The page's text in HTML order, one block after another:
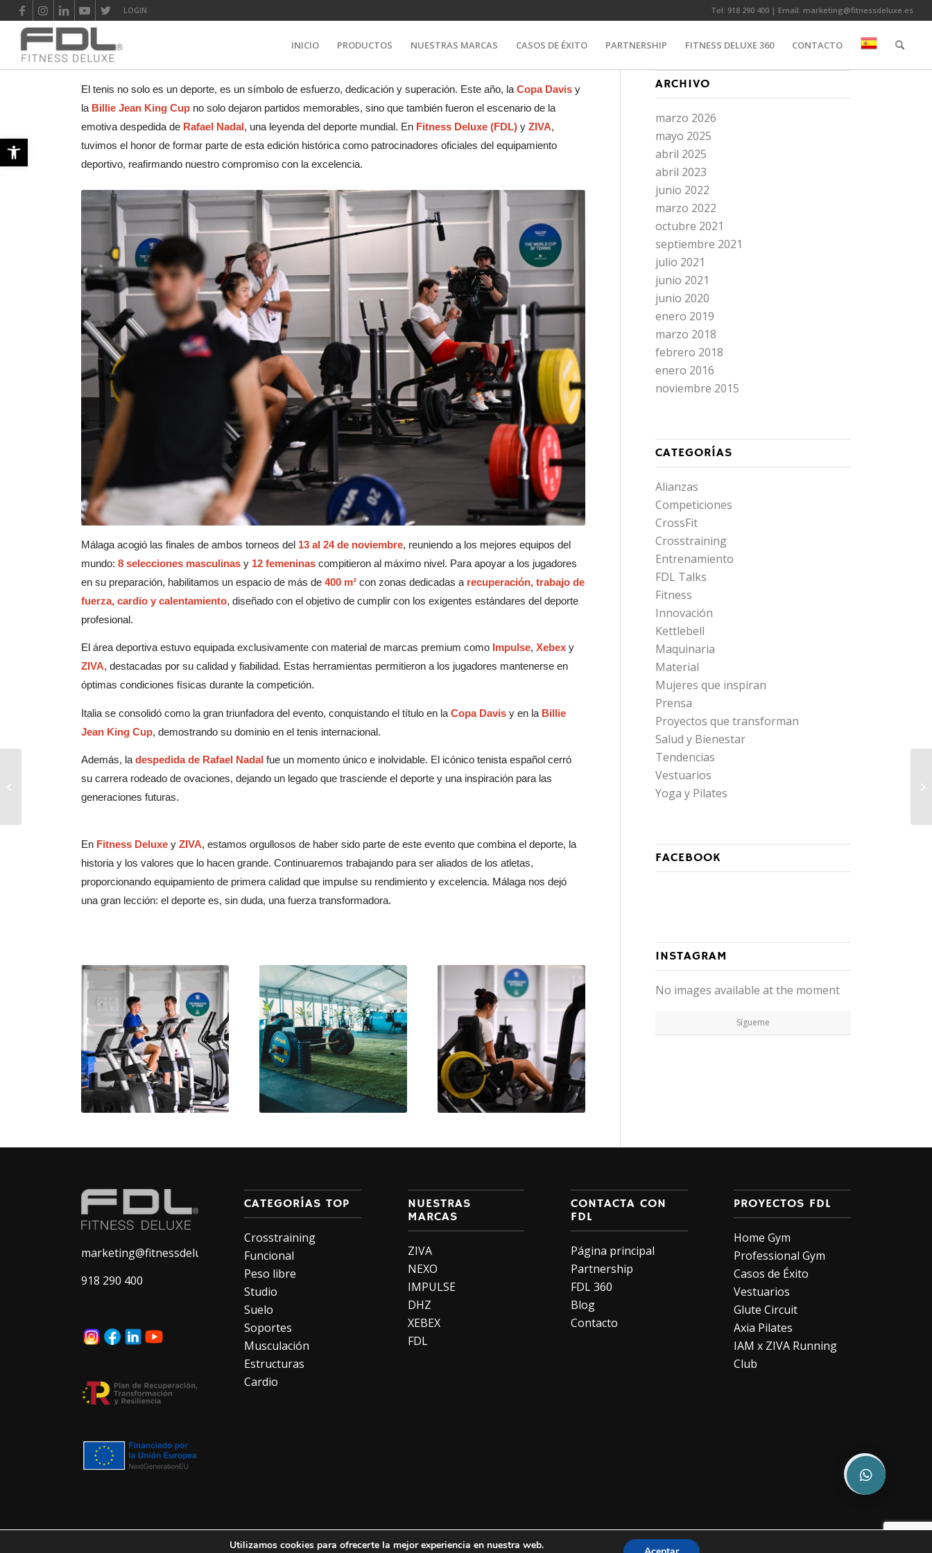
Abrir barra de herramientas
LOGIN Tel: 918 290 400 | Email: marketing@fitnessdeluxe.es
INICIO PRODUCTOS NUESTRAS MARCAS CASOS DE ÉXITO PARTNERSHIP FITNESS DELUXE 360 CONTACTO
El tenis no solo es un deporte, es un símbolo de esfuerzo, dedicación y superación. Este año, laCopa Davis y
la Billie Jean King Cup no solo dejaron partidos memorables, sino que también fueron el escenario de la
emotiva despedida de Rafael Nadal, una leyenda del deporte mundial. En Fitness Deluxe (FDL) yZIVA,
tuvimos el honor de formar parte de esta edición histórica como patrocinadores oficiales del equipamiento
deportivo, reafirmando nuestro compromiso con la excelencia.
Málaga acogió las finales de ambos torneos del 13 al 24 de noviembre, reuniendo a los mejores equipos del
mundo:8 selecciones masculinas y 12 femeninas compitieron al máximo nivel. Para apoyar a los jugadores
en su preparación, habilitamos un espacio de más de400 m² con zonas dedicadas a recuperación, trabajo de
fuerza, cardio y calentamiento, diseñado con el objetivo de cumplir con los exigentes estándares del deporte
profesional.
El área deportiva estuvo equipada exclusivamente con material de marcas premium como Impulse,Xebex y
ZIVA, destacadas por su calidad y fiabilidad. Estas herramientas permitieron a los jugadores mantenerse en
óptimas condiciones físicas durante la competición.
Italia se consolidó como la gran triunfadora del evento, conquistando el título en laCopa Davis y en la Billie
Jean King Cup, demostrando su dominio en el tenis internacional.
Además, ladespedida de Rafael Nadal fue un momento único e inolvidable. El icónico tenista español cerró
su carrera rodeado de ovaciones, dejando un legado que trasciende el deporte y una inspiración para las
generaciones futuras.
En Fitness Deluxe yZIVA, estamos orgullosos de haber sido parte de este evento que combina el deporte, la
historia y los valores que lo hacen grande. Continuaremos trabajando para ser aliados de los atletas,
proporcionando equipamiento de primera calidad que impulse su rendimiento y excelencia. Málaga nos dejó
una gran lección: el deporte es, sin duda, una fuerza transformadora.
ARCHIVO
marzo 2026
mayo 2025
abril 2025
abril 2023
junio 2022
marzo 2022
octubre 2021
septiembre 2021
julio 2021
junio 2021
junio 2020
enero 2019
marzo 2018
febrero 2018
enero 2016
noviembre 2015
CATEGORÍAS
Alianzas
Competiciones
CrossFit
Crosstraining
Entrenamiento
FDL Talks
Fitness
Innovación
Kettlebell
Maquinaria
Material
Mujeres que inspiran
Prensa
Proyectos que transforman
Salud y Bienestar
Tendencias
Vestuarios
Yoga y Pilates
FACEBOOK
INSTAGRAM
No images available at the moment
Sígueme
marketing@fitnessdeluxe.es
918 290 400
CATEGORÍAS TOP
Crosstraining
Funcional
Peso libre
Studio
Suelo
Soportes
Musculación
Estructuras
Cardio
NUESTRAS
MARCAS
ZIVA
NEXO
IMPULSE
DHZ
XEBEX
FDL
CONTACTA CON
FDL
Página principal
Partnership
FDL 360
Blog
Contacto
PROYECTOS FDL
Home Gym
Professional Gym
Casos de Éxito
Vestuarios
Glute Circuit
Axia Pilates
IAM x ZIVA Running
Club
Guía de Regalos
Fitness para el Día del
Padre: Ideas para
Utilizamos cookies para ofrecerte la mejor experiencia en nuestra web.